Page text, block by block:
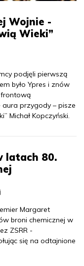
Wojnie -
Wieki”
podjęli pierwszą
było Ypres i znów
frontową
aura przygody – pisze
Michał Kopczyński.
latach 80.
Margaret
broni chemicznej w
ZSRR -
się na odtajnione